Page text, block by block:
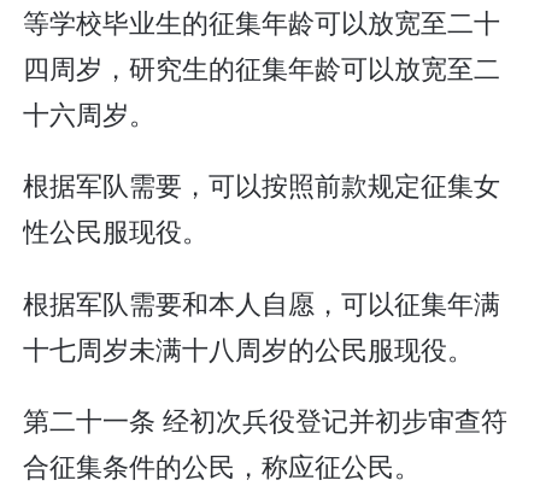
等学校毕业生的征集年龄可以放宽至二十
四周岁，研究生的征集年龄可以放宽至二
十六周岁。
根据军队需要，可以按照前款规定征集女
性公民服现役。
根据军队需要和本人自愿，可以征集年满
十七周岁未满十八周岁的公民服现役。
第二十一条 经初次兵役登记并初步审查符
合征集条件的公民，称应征公民。